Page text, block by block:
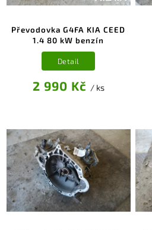
Převodovka G4FA KIA CEED
1.4 80 kW benzín
2 990 Kč / ks
Detail